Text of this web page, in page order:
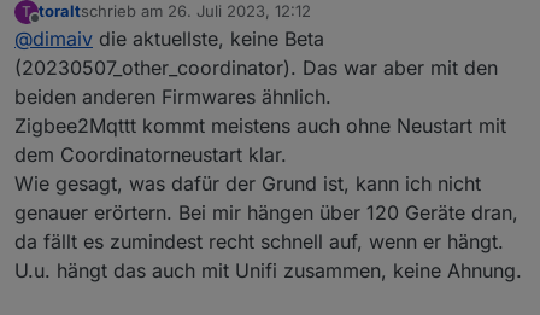
stoppen. Dann kann, eigentlich, nix mehr schief gehen.
Wie ist euer Zigbee Firmware Stand?
T
Offline
toraltschrieb am 26. Juli 2023, 12:12
zuletzt editiert von
@dimaiv die aktuellste, keine Beta
(20230507_other_coordinator). Das war aber mit den
beiden anderen Firmwares ähnlich.
Zigbee2Mqttt kommt meistens auch ohne Neustart mit
dem Coordinatorneustart klar.
Wie gesagt, was dafür der Grund ist, kann ich nicht
genauer erörtern. Bei mir hängen über 120 Geräte dran,
da fällt es zumindest recht schnell auf, wenn er hängt.
U.u. hängt das auch mit Unifi zusammen, keine Ahnung.